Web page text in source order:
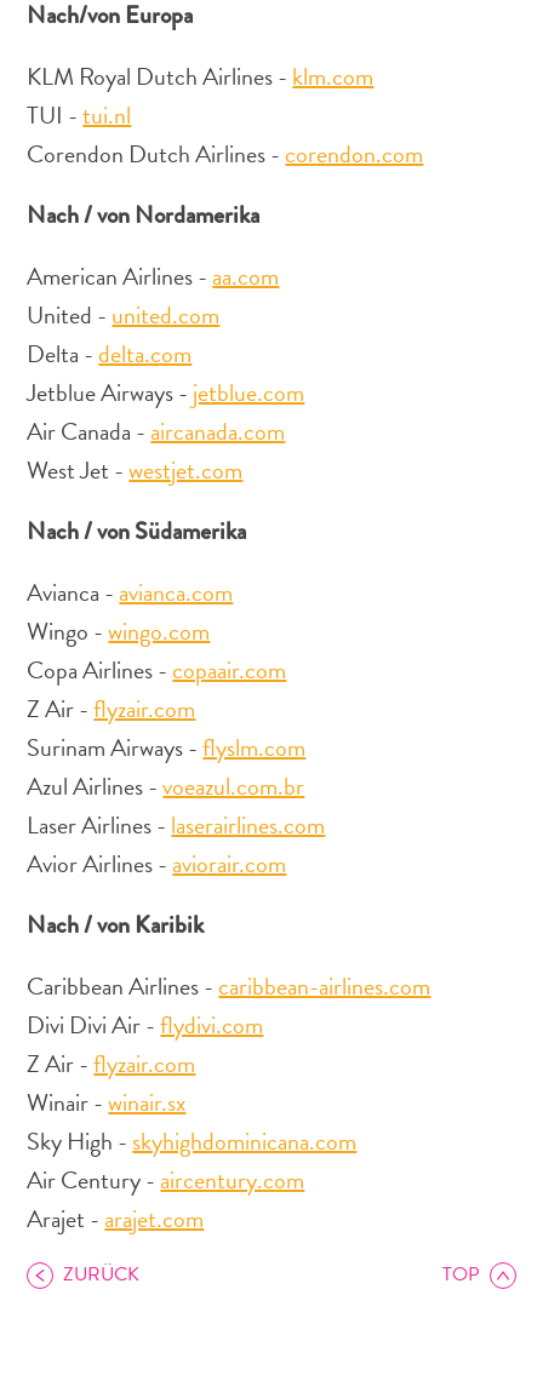
Strände
und
Schnorchelplätze
Tauchoperatoren
Touren
Unterkunft
inclusive
Ferienhäuser
und
Resorts
Planen
Ihren
Besuch
Nach/von Europa
KLM Royal Dutch Airlines -klm.com
TUI -tui.nl
Corendon Dutch Airlines -corendon.com
Nach / von Nordamerika
American Airlines -aa.com
United -united.com
Delta -delta.com
Jetblue Airways - jetblue.com
Air Canada -aircanada.com
West Jet -westjet.com
Nach / von Südamerika
Avianca -avianca.com
Wingo -wingo.com
Copa Airlines -copaair.com
Z Air -flyzair.com
Surinam Airways -flyslm.com
Azul Airlines -voeazul.com.br
Laser Airlines -laserairlines.com
Avior Airlines -aviorair.com
Nach / von Karibik
Caribbean Airlines -caribbean-airlines.com
Divi Divi Air -flydivi.com
Z Air -flyzair.com
Winair -winair.sx
Sky High -skyhighdominicana.com
Air Century -aircentury.com
Arajet -arajet.com
TOP
ZURÜCK